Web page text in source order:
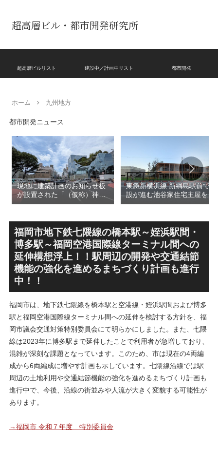
超高層ビル・都市開発研究所
超高層ビルリスト 建設中／計画中リスト 都市開発
ホーム 九州地方
都市開発ニュース
現地に建築計画のお知らせ板
が設置された「（仮称）神宮
前六丁目八角館建替計
SANAA設計で神宮前交差点に
新たな商業施設誕生へ！！
東急新横浜線 新綱島駅前で建
設が進む池谷家住宅主屋を活
用した「新綱島MICCA」！！
による新たな駅前拠点が2026
年秋誕生へ！！
福岡市地下鉄七隈線の橋本駅～姪浜駅間・
博多駅～福岡空港国際線ターミナル間への
延伸構想浮上！！駅周辺の開発や交通結節
機能の強化を進めるまちづくり計画も進行
中！！
福岡市は、地下鉄七隈線を橋本駅と空港線・姪浜駅間および博多
駅と福岡空港国際線ターミナル間への延伸を検討する方針を、福
岡市議会交通対策特別委員会にて明らかにしました。また、七隈
線は2023年に博多駅まで延伸したことで利用者が急増しており、
混雑が深刻な課題となっています。このため、市は現在の4両編
成から6両編成に増やす計画も示しています。七隈線沿線では駅
周辺の土地利用や交通結節機能の強化を進めるまちづくり計画も
進行中で、今後、沿線の街並みや人流が大きく変貌する可能性が
あります。
→福岡市 令和７年度 特別委員会